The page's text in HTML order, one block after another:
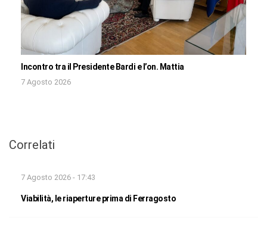
Incontro tra il Presidente Bardi e l’on. Mattia
7 Agosto 2026
Correlati
7 Agosto 2026 - 17:43
Viabilità, le riaperture prima di Ferragosto